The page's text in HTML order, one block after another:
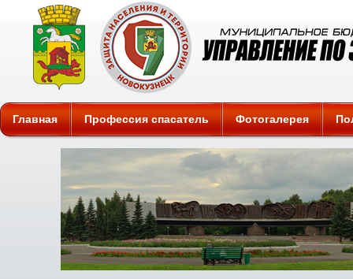
Защита
Главная Профессия спасатель Фотогалерея